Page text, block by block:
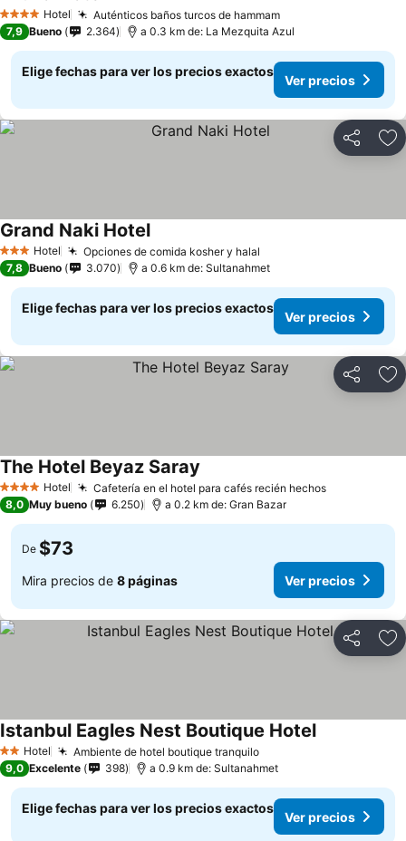
4 EstrellasHotel Auténticos baños turcos de hammam
7,9 Bueno 2.364 a 0.3 km de: La Mezquita Azul
Elige fechas para ver los precios exactos
Ver precios
Compartir
3 Estrellas
Hotel Opciones de comida kosher y halal
Grand Naki Hotel
7,8 Bueno 3.070 a 0.6 km de: Sultanahmet
Elige fechas para ver los precios exactos
Ver precios
Compartir
4 EstrellasHotel Cafetería en el hotel para cafés recién hechos
The Hotel Beyaz Saray
8,0 Muy bueno 6.250 a 0.2 km de: Gran Bazar
De $73
Mira precios de 8 páginas Ver precios
Compartir
2 Estrellas
Hotel Ambiente de hotel boutique tranquilo
Istanbul Eagles Nest Boutique Hotel
9,0 Excelente 398 a 0.9 km de: Sultanahmet
Elige fechas para ver los precios exactos
Ver precios